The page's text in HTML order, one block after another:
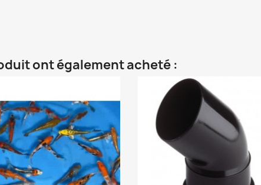
ont également acheté :